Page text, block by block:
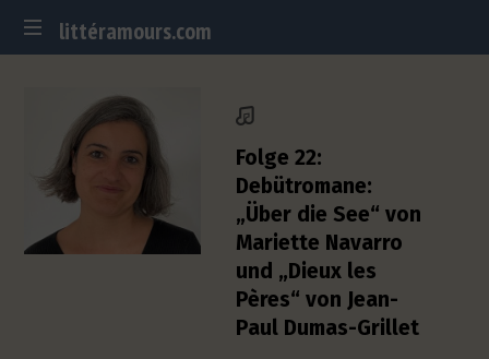
littéramours.com
littéramours.com
t
s
c
Folge 22:
Debütromane:
„Über die See“ von
Mariette Navarro
und „Dieux les
Pères“ von Jean-
Paul Dumas-Grillet